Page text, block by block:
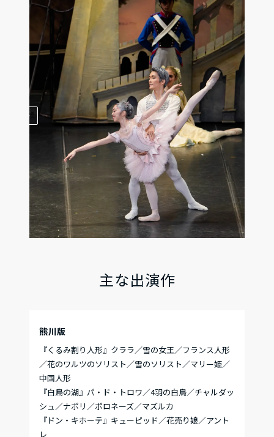
主な出演作
熊川版
『くるみ割り人形』クララ／雪の女王／フランス人形
／花のワルツのソリスト／雪のソリスト／マリー姫／
中国人形
『白鳥の湖』パ・ド・トロワ／4羽の白鳥／チャルダッ
シュ／ナポリ／ポロネーズ／マズルカ
『ドン・キホーテ』キューピッド／花売り娘／アント
レ